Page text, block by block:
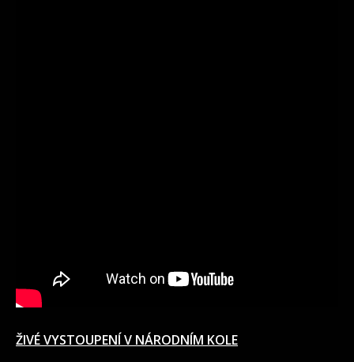
ŽIVÉ VYSTOUPENÍ V NÁRODNÍM KOLE